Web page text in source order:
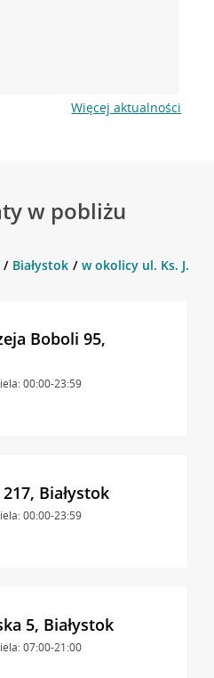
Więcej aktualności
w pobliżu
Białystok w okolicy ul. Ks. J.
Boboli 95,
00:00-23:59
Białystok
00:00-23:59
5, Białystok
07:00-21:00